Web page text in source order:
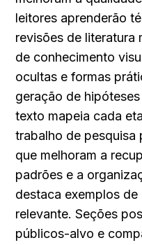
leitores aprenderão
revisões de literatura
de conhecimento
ocultas e formas
geração de
texto mapeia cada
trabalho de pesquisa
que melhoram a
padrões e a
destaca exemplos
relevante. Seções
públicos-alvo e